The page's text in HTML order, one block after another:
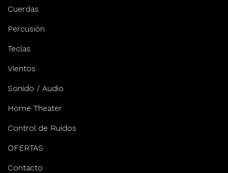
Cuerdas
Percusión
Teclas
Vientos
Sonido / Audio
Home Theater
Control de Ruidos
OFERTAS
Contacto